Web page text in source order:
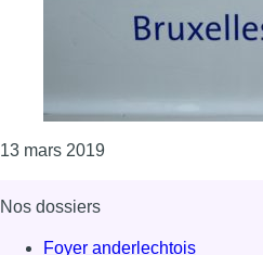
13 mars 2019Consulter l'article
Nos dossiers
Foyer anderlechtois